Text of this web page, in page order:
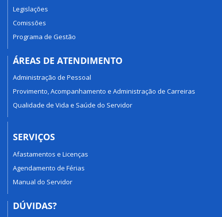
Legislações
Comissões
Programa de Gestão
ÁREAS DE ATENDIMENTO
Administração de Pessoal
Provimento, Acompanhamento e Administração de Carreiras
Qualidade de Vida e Saúde do Servidor
SERVIÇOS
Afastamentos e Licenças
Agendamento de Férias
Manual do Servidor
DÚVIDAS?